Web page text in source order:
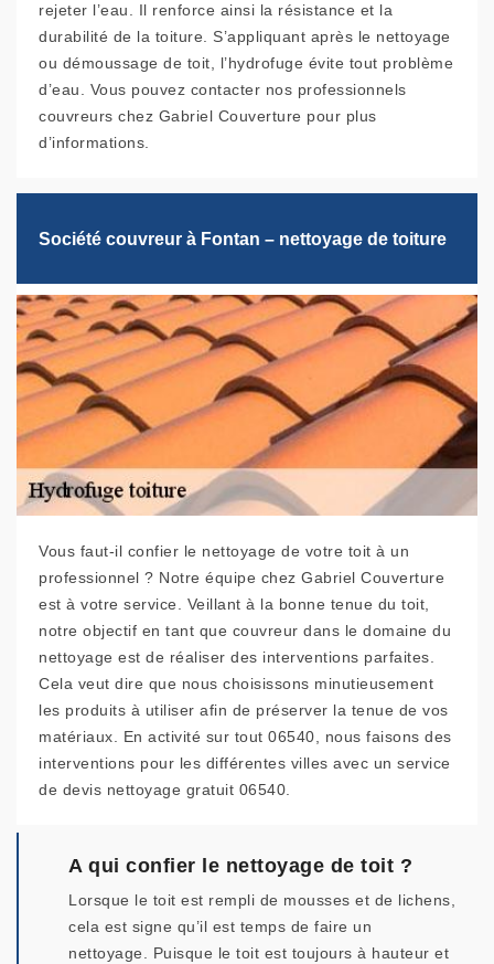
rejeter l’eau. Il renforce ainsi la résistance et la
durabilité de la toiture. S’appliquant après le nettoyage
ou démoussage de toit, l’hydrofuge évite tout problème
d’eau. Vous pouvez contacter nos professionnels
couvreurs chez Gabriel Couverture pour plus
d’informations.
Société couvreur à Fontan – nettoyage de toiture
Vous faut-il confier le nettoyage de votre toit à un
professionnel ? Notre équipe chez Gabriel Couverture
est à votre service. Veillant à la bonne tenue du toit,
notre objectif en tant que couvreur dans le domaine du
nettoyage est de réaliser des interventions parfaites.
Cela veut dire que nous choisissons minutieusement
les produits à utiliser afin de préserver la tenue de vos
matériaux. En activité sur tout 06540, nous faisons des
interventions pour les différentes villes avec un service
de devis nettoyage gratuit 06540.
A qui confier le nettoyage de toit ?
Lorsque le toit est rempli de mousses et de lichens,
cela est signe qu’il est temps de faire un
nettoyage. Puisque le toit est toujours à hauteur et